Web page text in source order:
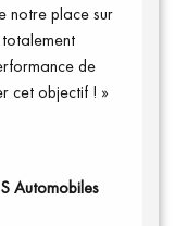
notre place sur
de
cet objectif ! »
Automobiles